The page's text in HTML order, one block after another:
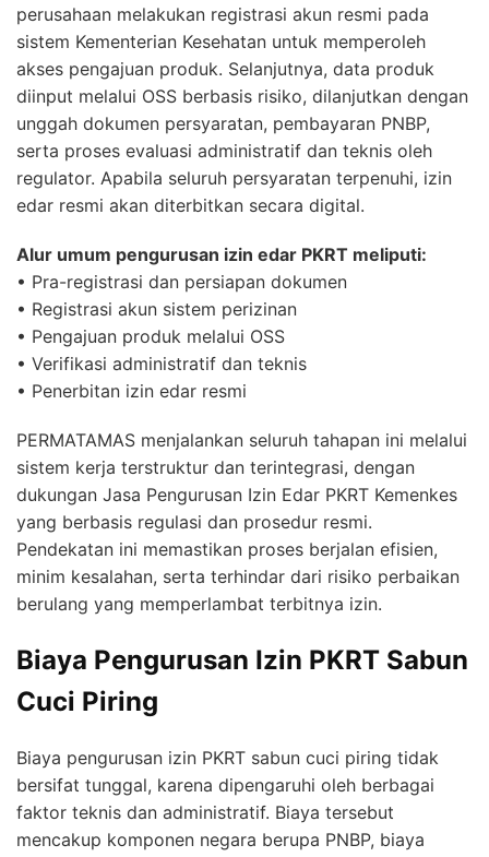
perusahaan melakukan registrasi akun resmi pada
sistem Kementerian Kesehatan untuk memperoleh
akses pengajuan produk. Selanjutnya, data produk
diinput melalui OSS berbasis risiko, dilanjutkan dengan
unggah dokumen persyaratan, pembayaran PNBP,
serta proses evaluasi administratif dan teknis oleh
regulator. Apabila seluruh persyaratan terpenuhi, izin
edar resmi akan diterbitkan secara digital.
Alur umum pengurusan izin edar PKRT meliputi:
• Pra-registrasi dan persiapan dokumen
• Registrasi akun sistem perizinan
• Pengajuan produk melalui OSS
• Verifikasi administratif dan teknis
• Penerbitan izin edar resmi
PERMATAMAS menjalankan seluruh tahapan ini melalui
sistem kerja terstruktur dan terintegrasi, dengan
dukungan Jasa Pengurusan Izin Edar PKRT Kemenkes
yang berbasis regulasi dan prosedur resmi.
Pendekatan ini memastikan proses berjalan efisien,
minim kesalahan, serta terhindar dari risiko perbaikan
berulang yang memperlambat terbitnya izin.
Biaya Pengurusan Izin PKRT Sabun
Cuci Piring
Biaya pengurusan izin PKRT sabun cuci piring tidak
bersifat tunggal, karena dipengaruhi oleh berbagai
faktor teknis dan administratif. Biaya tersebut
mencakup komponen negara berupa PNBP, biaya